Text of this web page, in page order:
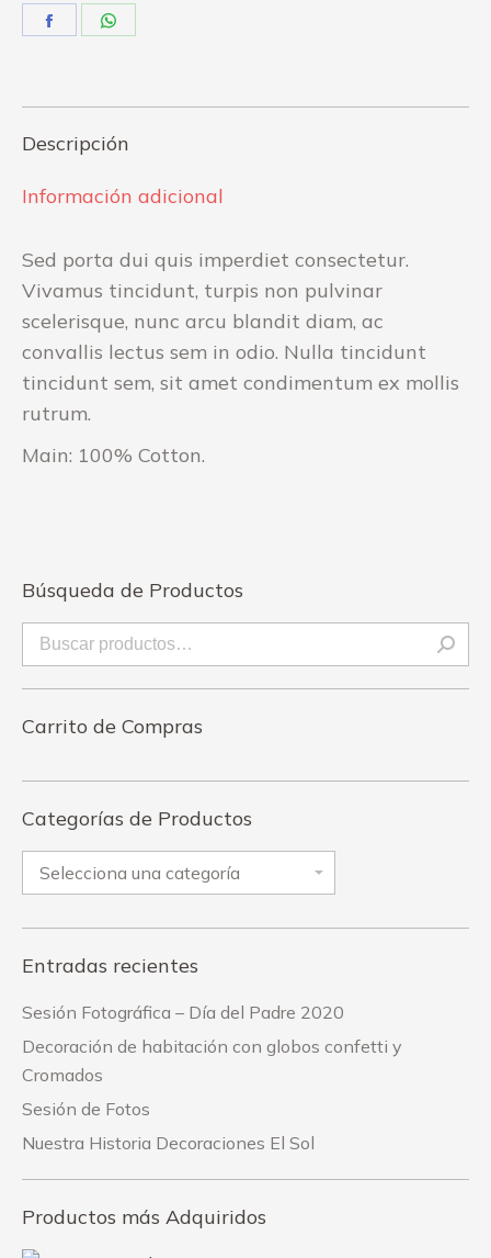
Share
Descripción
Información adicional
Sed porta dui quis imperdiet consectetur.
Vivamus tincidunt, turpis non pulvinar
scelerisque, nunc arcu blandit diam, ac
convallis lectus sem in odio. Nulla tincidunt
tincidunt sem, sit amet condimentum ex mollis
rutrum.
Main: 100% Cotton.
Búsqueda de Productos
Carrito de Compras
Categorías de Productos
Entradas recientes
Sesión Fotográfica – Día del Padre 2020
Decoración de habitación con globos confetti y
Cromados
Sesión de Fotos
Nuestra Historia Decoraciones El Sol
Productos más Adquiridos